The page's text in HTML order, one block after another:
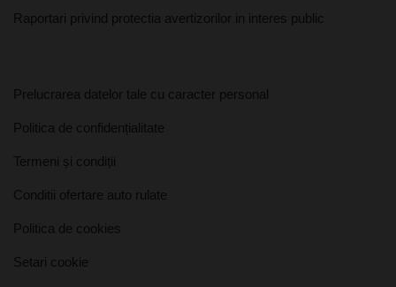
Raportari privind protectia avertizorilor in interes public
Prelucrarea datelor tale cu caracter personal
Politica de confidențialitate
Termeni și condiții
Conditii ofertare auto rulate
Politica de cookies
Setari cookie